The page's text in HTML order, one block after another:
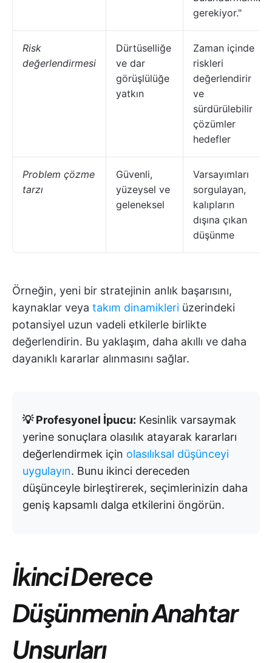
gerekiyor."
Risk
değerlendirmesi
Dürtüselliğe
ve dar
görüşlülüğe
yatkın
Zaman içinde
riskleri
değerlendirir
ve
sürdürülebilir
çözümler
hedefler
Problem çözme
tarzı
Güvenli,
yüzeysel ve
geleneksel
Varsayımları
sorgulayan,
kalıpların
dışına çıkan
düşünme
Örneğin, yeni bir stratejinin anlık başarısını,
kaynaklar veya takım dinamikleri üzerindeki
potansiyel uzun vadeli etkilerle birlikte
değerlendirin. Bu yaklaşım, daha akıllı ve daha
dayanıklı kararlar alınmasını sağlar.
💡 Profesyonel İpucu: Kesinlik varsaymak
yerine sonuçlara olasılık atayarak kararları
değerlendirmek için olasılıksal düşünceyi
uygulayın. Bunu ikinci dereceden
düşünceyle birleştirerek, seçimlerinizin daha
geniş kapsamlı dalga etkilerini öngörün.
İkinci Derece
Düşünmenin Anahtar
Unsurları